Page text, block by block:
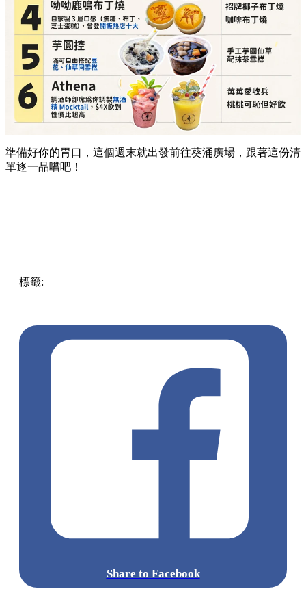
準備好你的胃口，這個週末就出發前往葵涌廣場，跟著這份清
單逐一品嚐吧！
標籤:
Share to Facebook